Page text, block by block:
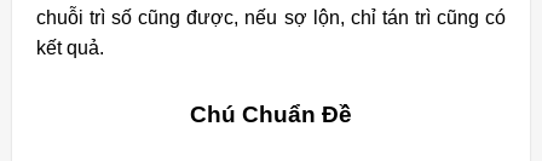
chuỗi trì số cũng được, nếu sợ lộn, chỉ tán trì cũng có
kết quả.
Chú Chuẩn Đề